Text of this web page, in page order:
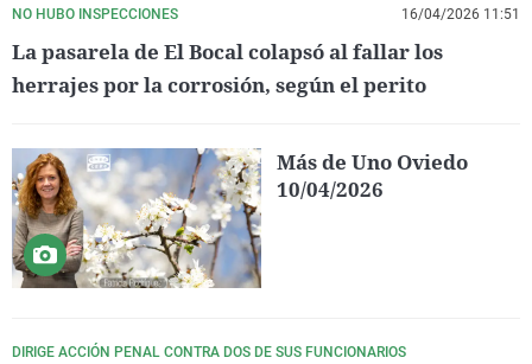
NO HUBO INSPECCIONES 16/04/2026 11:51
La pasarela de El Bocal colapsó al fallar los
herrajes por la corrosión, según el perito
Más de Uno Oviedo
10/04/2026
DIRIGE ACCIÓN PENAL CONTRA DOS DE SUS FUNCIONARIOS